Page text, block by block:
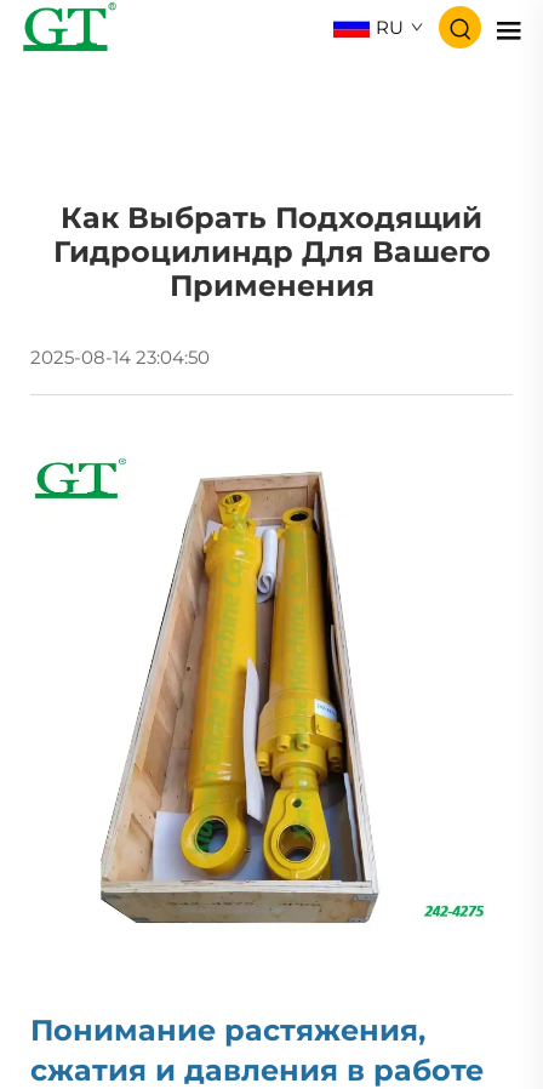
RU
Как Выбрать Подходящий
Гидроцилиндр Для Вашего
Применения
2025-08-14 23:04:50
Понимание растяжения,
сжатия и давления в работе